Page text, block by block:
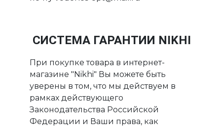
СИСТЕМА ГАРАНТИИ NIKHI
При покупке товара в интернет-
магазине "Nikhi" Вы можете быть
уверены в том, что мы действуем в
рамках действующего
Законодательства Российской
Федерации и Ваши права, как